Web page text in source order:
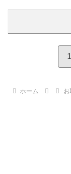
1
ホーム